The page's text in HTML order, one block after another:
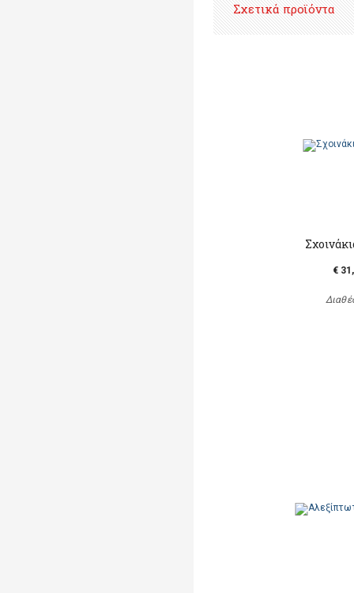
Σχετικά προϊόντα
€